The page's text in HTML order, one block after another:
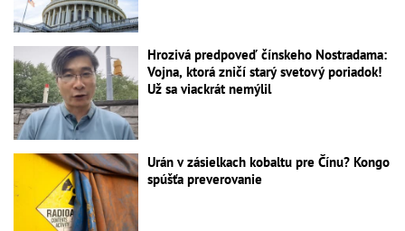
Hrozivá predpoveď čínskeho Nostradama:
Vojna, ktorá zničí starý svetový poriadok!
Už sa viackrát nemýlil
Urán v zásielkach kobaltu pre Čínu? Kongo
spúšťa preverovanie